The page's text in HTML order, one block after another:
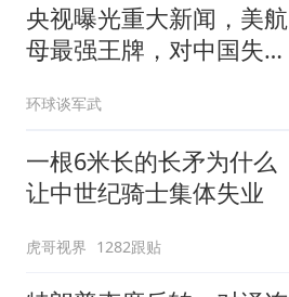
央视曝光重大新闻，美航
母最强王牌，对中国失
环球谈军武
一根6米长的长矛为什么
让中世纪骑士集体失业
虎哥视界 1282跟贴